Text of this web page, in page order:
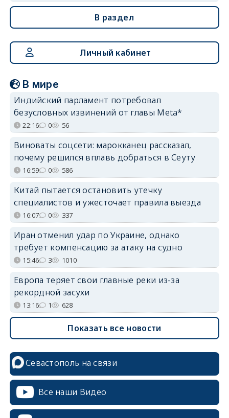
В раздел
Личный кабинет
В мире
Индийский парламент потребовал
безусловных извинений от главы Meta*
22:16 0 56
Виноваты соцсети: марокканец рассказал,
почему решился вплавь добраться в Сеуту
16:59 0 586
Китай пытается остановить утечку
специалистов и ужесточает правила выезда
16:07 0 337
Иран отменил удар по Украине, однако
требует компенсацию за атаку на судно
15:46 3 1010
Европа теряет свои главные реки из-за
рекордной засухи
13:16 1 628
Показать все новости
Севастополь на связи
Все наши Видео